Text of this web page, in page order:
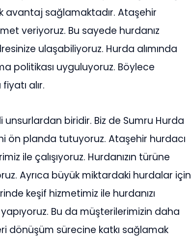
avantaj sağlamaktadır. Ataşehir
veriyoruz. Bu sayede hurdanız
ulaşabiliyoruz. Hurda alımında
politikası uyguluyoruz. Böylece
alır.
biridir. Biz de Sumru Hurda
ön planda tutuyoruz. Ataşehir hurdacı
ile çalışıyoruz. Hurdanızın türüne
Ayrıca büyük miktardaki hurdalar için
keşif hizmetimiz ile hurdanızı
Bu da müşterilerimizin daha
dönüşüm sürecine katkı sağlamak